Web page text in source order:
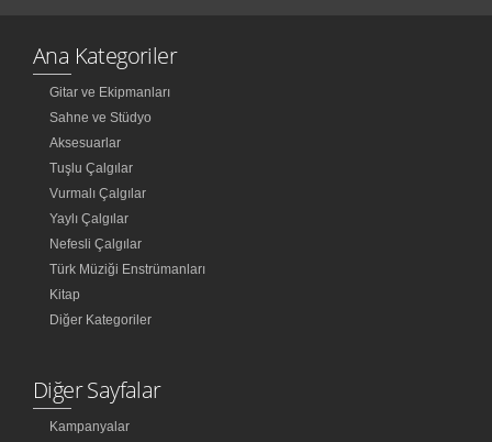
Ana Kategoriler
Gitar ve Ekipmanları
Sahne ve Stüdyo
Aksesuarlar
Tuşlu Çalgılar
Vurmalı Çalgılar
Yaylı Çalgılar
Nefesli Çalgılar
Türk Müziği Enstrümanları
Kitap
Diğer Kategoriler
Diğer Sayfalar
Kampanyalar